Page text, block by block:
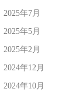
2025年7月
2025年5月
2025年2月
2024年12月
2024年10月